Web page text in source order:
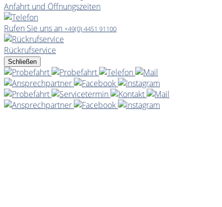
Anfahrt und Öffnungszeiten
Rufen Sie uns an +49(0) 4451 91100
Rückrufservice
Schließen